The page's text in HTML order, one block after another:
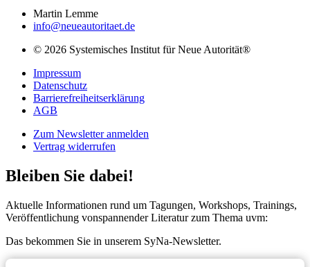
Martin Lemme
info@neueautoritaet.de
© 2026 Systemisches Institut für Neue Autorität®
Impressum
Datenschutz
Barrierefreiheitserklärung
AGB
Zum Newsletter anmelden
Vertrag widerrufen
Bleiben Sie dabei!
Aktuelle Informationen rund um Tagungen, Workshops, Trainings,
Veröffentlichung vonspannender Literatur zum Thema uvm:
Das bekommen Sie in unserem SyNa-Newsletter.